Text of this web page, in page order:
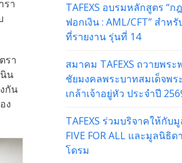
รา
รา
น
กัน
ง
TAFEXS อบรมหลักสูตร “ก
ฟอกเงิน : AML/CFT” สำห
ที่รายงาน รุ่นที่ 14
สมาคม TAFEXS ถวายพระ
ชัยมงคลพระบาทสมเด็จพร
เกล้าเจ้าอยู่หัว ประจำปี
TAFEXS ร่วมบริจาคให้กับ
FIVE FOR ALL และมูลนิธิ
โดรม